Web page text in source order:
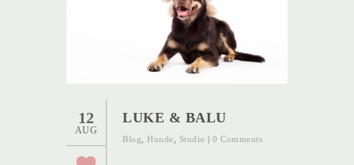
12
AUG
LUKE & BALU
Blog Hunde Studio | 0 Comments